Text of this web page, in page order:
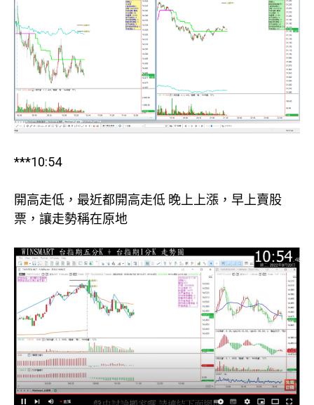
***10:54
開高走低，最近都開高走低 晚上上漲，早上賣股
票，讓走勢稱在原地